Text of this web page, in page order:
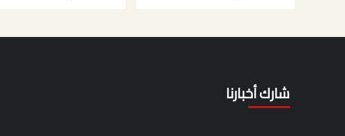
شارك أخبارنا